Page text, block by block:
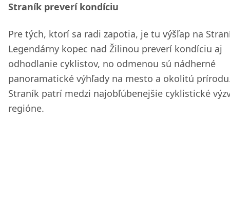
Straník preverí kondíciu
Pre tých, ktorí sa radi zapotia, je tu výšľap na
Legendárny kopec nad Žilinou preverí kondíciu aj
odhodlanie cyklistov, no odmenou sú nádherné
panoramatické výhľady na mesto a okolitú
Straník patrí medzi najobľúbenejšie cyklistické
regióne.